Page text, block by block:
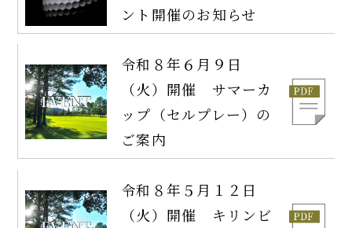
ント開催のお知らせ
令和８年６月９日
（火）開催 サマーカ
ップ（セルプレー）の
ご案内
令和８年５月１２日
（火）開催 キリンビ